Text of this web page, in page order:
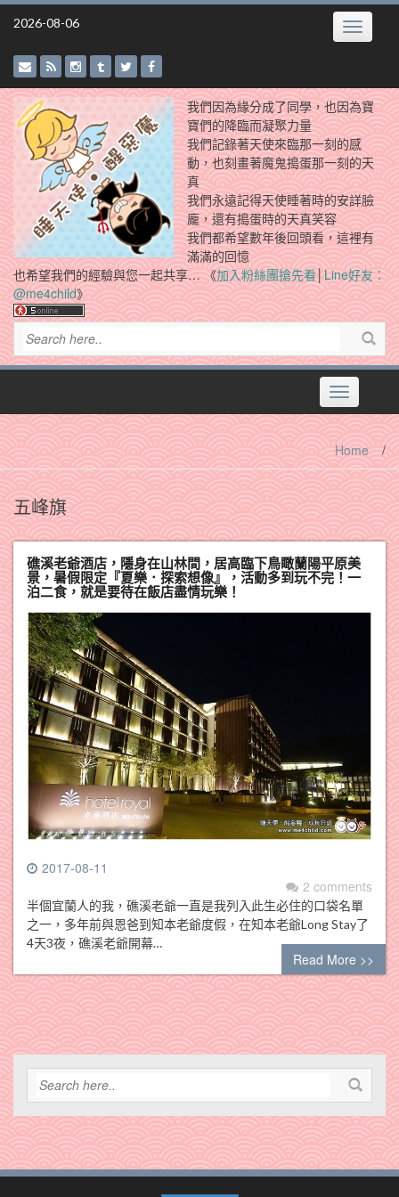
Skip
2026-08-06 Toggle
我們因為緣分成了同學，也因為寶
寶們的降臨而凝聚力量
我們記錄著天使來臨那一刻的感
動，也刻畫著魔鬼搗蛋那一刻的天
真
我們永遠記得天使睡著時的安詳臉
龐，還有搗蛋時的天真笑容
我們都希望數年後回頭看，這裡有
滿滿的回憶
也希望我們的經驗與您一起共享… 《加入粉絲團搶先看│Line好友：
@me4child》
Toggle
navigation
Home /
五峰旗
礁溪老爺酒店，隱身在山林間，居高臨下鳥瞰蘭陽平原美
景，暑假限定『夏樂．探索想像』，活動多到玩不完！一
泊二食，就是要待在飯店盡情玩樂！
2017-08-11
2 comments
半個宜蘭人的我，礁溪老爺一直是我列入此生必住的口袋名單
之一，多年前與恩爸到知本老爺度假，在知本老爺Long Stay了
4天3夜，礁溪老爺開幕…
Read More >>